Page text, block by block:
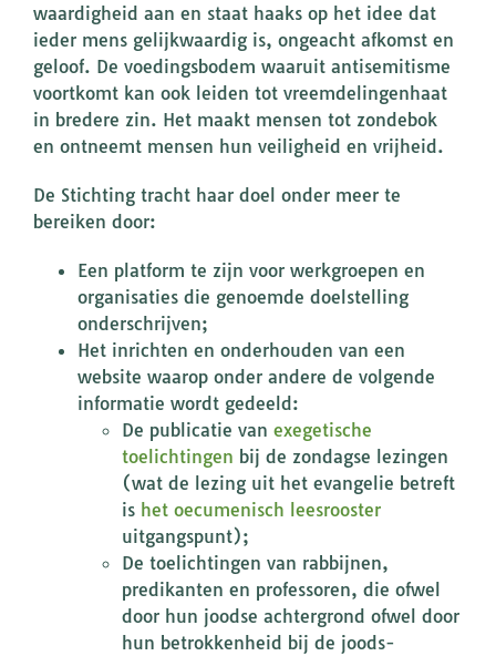
waardigheid aan en staat haaks op het idee dat
ieder mens gelijkwaardig is, ongeacht afkomst en
geloof. De voedingsbodem waaruit antisemitisme
voortkomt kan ook leiden tot vreemdelingenhaat
in bredere zin. Het maakt mensen tot zondebok
en ontneemt mensen hun veiligheid en vrijheid.
De Stichting tracht haar doel onder meer te
bereiken door:
Een platform te zijn voor werkgroepen en
organisaties die genoemde doelstelling
onderschrijven;
Het inrichten en onderhouden van een
website waarop onder andere de volgende
informatie wordt gedeeld:
De publicatie van exegetische
toelichtingen bij de zondagse lezingen
(wat de lezing uit het evangelie betreft
is het oecumenisch leesrooster
uitgangspunt);
De toelichtingen van rabbijnen,
predikanten en professoren, die ofwel
door hun joodse achtergrond ofwel door
hun betrokkenheid bij de joods-